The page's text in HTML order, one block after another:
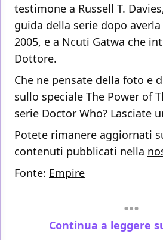
testimone a Russell T.
guida della serie dopo
2005, e a Ncuti Gatwa che
Dottore.
Che ne pensate della foto e
sullo speciale The Power of
serie Doctor Who? Lasciate
Potete rimanere aggiornati
contenuti pubblicati nella
Fonte: Empire
Continua a leggere